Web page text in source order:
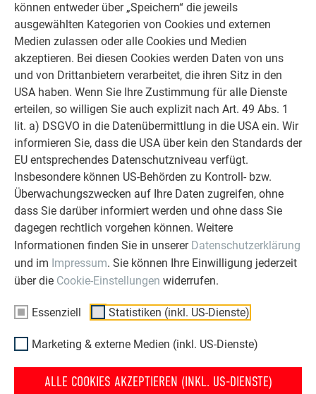
können entweder über „Speichern“ die jeweils
ausgewählten Kategorien von Cookies und externen
Medien zulassen oder alle Cookies und Medien
akzeptieren. Bei diesen Cookies werden Daten von uns
und von Drittanbietern verarbeitet, die ihren Sitz in den
USA haben. Wenn Sie Ihre Zustimmung für alle Dienste
erteilen, so willigen Sie auch explizit nach Art. 49 Abs. 1
lit. a) DSGVO in die Datenübermittlung in die USA ein. Wir
informieren Sie, dass die USA über kein den Standards der
EU entsprechendes Datenschutzniveau verfügt.
Insbesondere können US-Behörden zu Kontroll- bzw.
Überwachungszwecken auf Ihre Daten zugreifen, ohne
dass Sie darüber informiert werden und ohne dass Sie
dagegen rechtlich vorgehen können. Weitere
Informationen finden Sie in unserer Datenschutzerklärung
und im Impressum. Sie können Ihre Einwilligung jederzeit
über die Cookie-Einstellungen widerrufen.
Essenziell Statistiken (inkl. US-Dienste)
Marketing & externe Medien (inkl. US-Dienste)
ALLE COOKIES AKZEPTIEREN (INKL. US-DIENSTE)
Ob Bauherr, Sanierer, Verarbeiter oder
Architekt - die Zufriedenheit all
unserer Kunden liegt uns am Herzen.
Deshalb versuchen wir als PREFA in
allen Phasen Ihres Projektes als
starker Begleiter zur Seite zu stehen.
Überzeugen Sie sich selbst!
WEITERLESEN
PREFA SANIERUNGSGALERIE
OBJEKTE VOR UND NACH DER SANIERUNG